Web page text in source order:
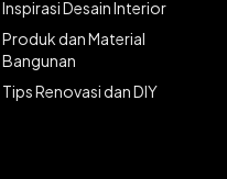
Inspirasi Desain Interior
Produk dan Material
Bangunan
Tips Renovasi dan DIY